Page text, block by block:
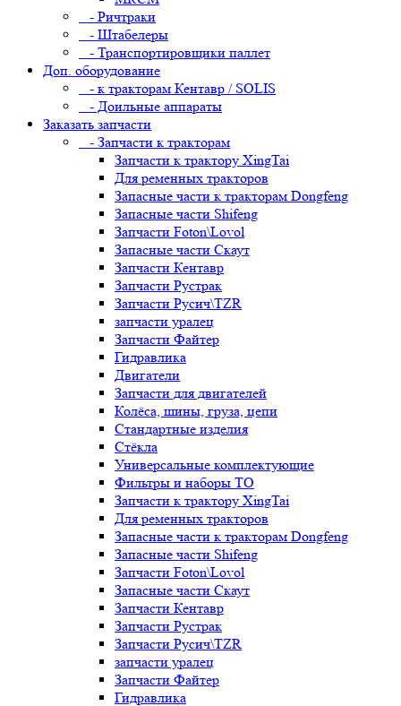
- Ричтраки
- Штабелеры
- Транспортировщики паллет
Доп. оборудование
- к тракторам Кентавр / SOLIS
- Доильные аппараты
Заказать запчасти
- Запчасти к тракторам
Запчасти к трактору XingTai
Для ременных тракторов
Запасные части к тракторам Dongfeng
Запасные части Shifeng
Запчасти Foton\Lovol
Запасные части Скаут
Запчасти Кентавр
Запчасти Рустрак
Запчасти Русич\TZR
запчасти уралец
Запчасти Файтер
Гидравлика
Двигатели
Запчасти для двигателей
Колёса, шины, груза, цепи
Стандартные изделия
Стёкла
Универсальные комплектующие
Фильтры и наборы ТО
Запчасти к трактору XingTai
Для ременных тракторов
Запасные части к тракторам Dongfeng
Запасные части Shifeng
Запчасти Foton\Lovol
Запасные части Скаут
Запчасти Кентавр
Запчасти Рустрак
Запчасти Русич\TZR
запчасти уралец
Запчасти Файтер
Гидравлика